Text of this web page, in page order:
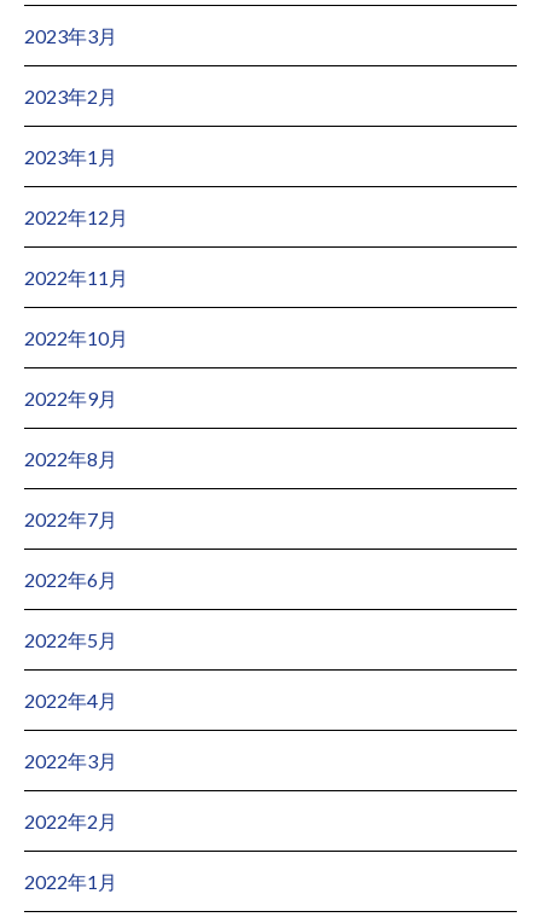
2023年3月
2023年2月
2023年1月
2022年12月
2022年11月
2022年10月
2022年9月
2022年8月
2022年7月
2022年6月
2022年5月
2022年4月
2022年3月
2022年2月
2022年1月